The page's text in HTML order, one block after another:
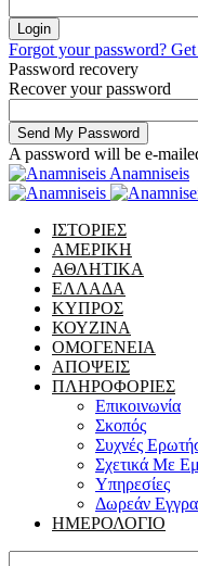
Forgot your password?
Password recovery
Recover your password
A password will be e-
Anamniseis
ΙΣΤΟΡΙΕΣ
ΑΜΕΡΙΚΗ
ΑΘΛΗΤΙΚΑ
ΕΛΛΑΔΑ
ΚΥΠΡΟΣ
ΚΟΥΖΙΝΑ
ΟΜΟΓΕΝΕΙΑ
ΑΠΟΨΕΙΣ
ΠΛΗΡΟΦΟΡΙΕΣ
Επικοινωνία
Σκοπός
Συχνές
Σχετικά Με
Υπηρεσίες
Δωρεάν
ΗΜΕΡΟΛΟΓΙΟ